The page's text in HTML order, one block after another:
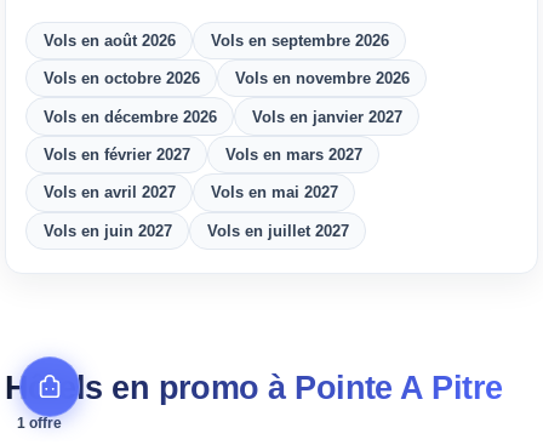
Vols en août 2026 Vols en septembre 2026
Vols en octobre 2026 Vols en novembre 2026
Vols en décembre 2026 Vols en janvier 2027
Vols en février 2027 Vols en mars 2027
Vols en avril 2027 Vols en mai 2027
Vols en juin 2027 Vols en juillet 2027
Hôtels en promo à Pointe A Pitre
1 offre